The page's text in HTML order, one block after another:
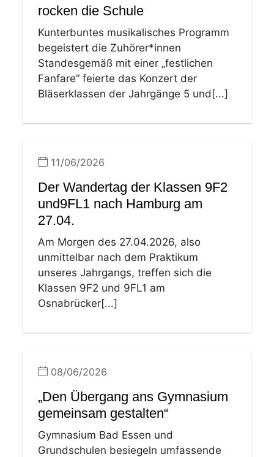
rocken die Schule
Kunterbuntes musikalisches Programm
begeistert die Zuhörer*innen
Standesgemäß mit einer „festlichen
Fanfare“ feierte das Konzert der
Bläserklassen der Jahrgänge 5 und[...]
11/06/2026
Der Wandertag der Klassen 9F2
und9FL1 nach Hamburg am
27.04.
Am Morgen des 27.04.2026, also
unmittelbar nach dem Praktikum
unseres Jahrgangs, treffen sich die
Klassen 9F2 und 9FL1 am
Osnabrücker[...]
08/06/2026
„Den Übergang ans Gymnasium
gemeinsam gestalten“
Gymnasium Bad Essen und
Grundschulen besiegeln umfassende